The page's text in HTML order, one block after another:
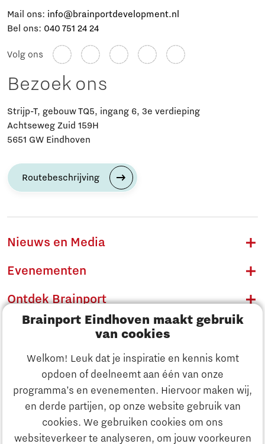
Brainport Eindhoven maakt gebruik
van cookies
Welkom! Leuk dat je inspiratie en kennis komt
opdoen of deelneemt aan één van onze
programma’s en evenementen. Hiervoor maken wij,
en derde partijen, op onze website gebruik van
cookies. We gebruiken cookies om ons
websiteverkeer te analyseren, om jouw voorkeuren
Ontdek Brainport
Innovatie
Mail ons: info@brainportdevelopment.nl
Bel ons: 040 751 24 24
Volg ons
Bezoek ons
Strijp-T, gebouw TQ5, ingang 6, 3e verdieping
Achtseweg Zuid 159H
5651 GW Eindhoven
Routebeschrijving
Nieuws en Media
Evenementen
Ontdek Brainport
Innovatie
Ondernemen
Onderwijs
Maatschappelijk